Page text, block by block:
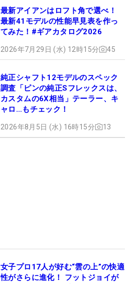
最新アイアンはロフト角で選べ！
最新41モデルの性能早見表を作っ
てみた！#ギアカタログ2026
2026年7月29日 (水) 12時15分 45
純正シャフト12モデルのスペック
調査「ピンの純正Sフレックスは、
カスタムの6X相当」テーラー、キ
ャロ…もチェック！
2026年8月5日 (水) 16時15分 13
女子プロ17人が好む“雲の上”の快適
性がさらに進化！ フットジョイが